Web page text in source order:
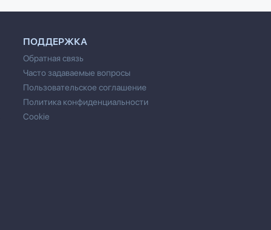
ПОДДЕРЖКА
Обратная связь
Часто задаваемые вопросы
Пользовательское соглашение
Политика конфиденциальности
Cookie